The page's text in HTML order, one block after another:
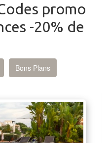
promo
-20% de
Bons Plans